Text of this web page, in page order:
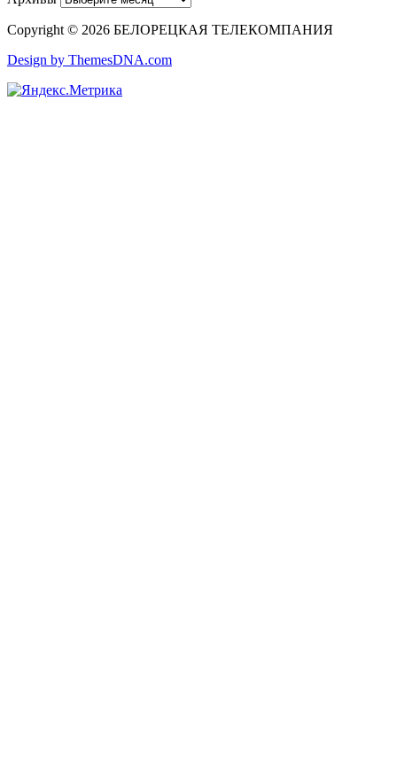
Copyright © 2026 БЕЛОРЕЦКАЯ ТЕЛЕКОМПАНИЯ
Design by ThemesDNA.com